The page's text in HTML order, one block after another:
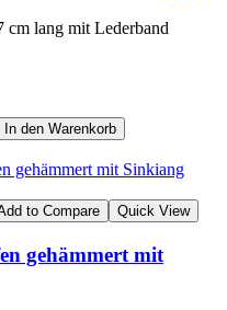
lang mit Lederband
to Compare Quick View
gehämmert mit